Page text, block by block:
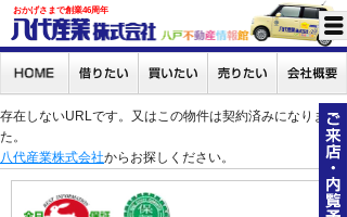
おかげさまで創業46周年
存在しないURLです。又はこの物件は契約済みになりまし
た。
八代産業株式会社からお探しください。